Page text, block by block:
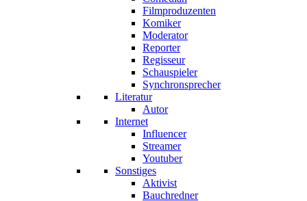
Filmproduzenten
Komiker
Moderator
Reporter
Regisseur
Schauspieler
Synchronsprecher
Literatur
Autor
Internet
Influencer
Streamer
Youtuber
Sonstiges
Aktivist
Bauchredner